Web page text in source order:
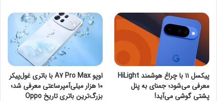
پیکسل ۱۱ با چراغ هوشمند HiLight
معرفی می‌شود؛ جمنای به پنل
پشتی گوشی می‌آید!
اوپو A7 Pro Max با باتری غول‌پیکر
۱۰ هزار میلی‌آمپرساعتی معرفی شد؛
بزرگ‌ترین باتری تاریخ Oppo